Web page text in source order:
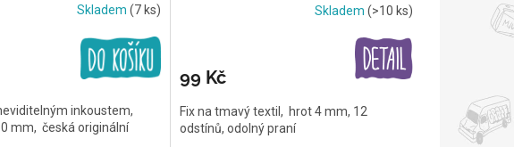
Skladem (7 ks)
inkoustem,
mm, česká originální
Skladem (>10 ks)
99 Kč
Fix na tmavý textil, hrot 4 mm, 12
odstínů, odolný praní